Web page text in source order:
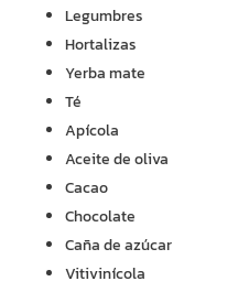
Legumbres
Hortalizas
Yerba mate
Té
Apícola
Aceite de oliva
Cacao
Chocolate
Caña de azúcar
Vitivinícola